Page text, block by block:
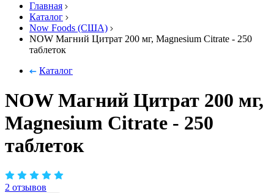
Главная
Каталог
Now Foods (США)
NOW Магний Цитрат 200 мг, Magnesium Citrate - 250
таблеток
Каталог
NOW Магний Цитрат 200 мг,
Magnesium Citrate - 250
таблеток
2 отзывов